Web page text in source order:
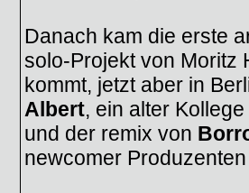
Danach kam die erste
solo-Projekt von Moritz
kommt, jetzt aber in
Albert, ein alter
und der remix von
newcomer